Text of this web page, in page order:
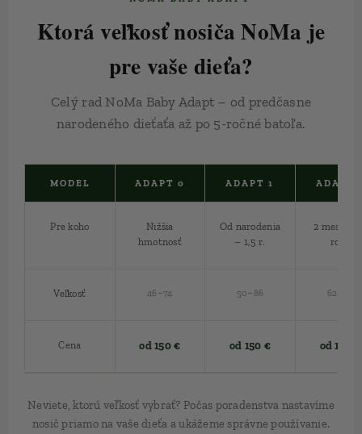
Ktorá veľkosť nosiča NoMa je
pre vaše dieťa?
Celý rad NoMa Baby Adapt – od predčasne
narodeného dieťaťa až po 5-ročné batoľa.
MODEL ADAPT 0 ADAPT 1 ADAPT
Pre koho
Nižšia
hmotnosť
Od narodenia
– 1,5 r.
2 mes. –
roka
Veľkosť 46–74 50–86 62–92
Cena od 150 € od 150 € od 150 €
Neviete, ktorú veľkosť vybrať? Počas poradenstva nastavíme
nosič priamo na vaše dieťa a ukážeme správne používanie.